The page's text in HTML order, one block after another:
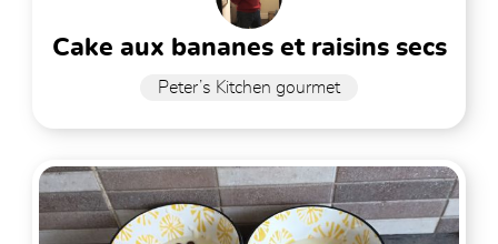
cake aux bananes et raisins secs
Peter’s Kitchen gourmet